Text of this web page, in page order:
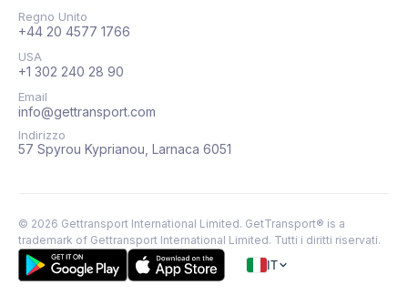
Regno Unito
+44 20 4577 1766
USA
+1 302 240 28 90
Email
info@gettransport.com
Indirizzo
57 Spyrou Kyprianou, Larnaca 6051
© 2026 Gettransport International Limited. GetTransport® is a
trademark of Gettransport International Limited. Tutti i diritti riservati.
IT